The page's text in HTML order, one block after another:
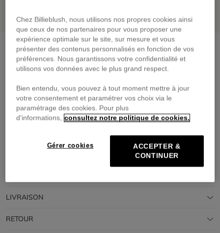
Tee-shirt à manches courtesblanc
25,00 €
🔒Paiement sécurisé & retours faciles
GREENAROUND
LIVRAISON
RETOUR
Chez Billieblush, nous utilisons nos propres cookies ainsi
que ceux de nos partenaires pour vous proposer une
expérience optimale sur le site, sur mesure et vous
présenter des contenus personnalisés en fonction de vos
préférences. Nous garantissons votre confidentialité et
utilisons vos données avec le plus grand respect.
Bien entendu, vous pouvez à tout moment mettre à jour
votre consentement et paramétrer vos choix via le
paramétrage des cookies. Pour plus
d'informations, consultez notre politique de cookies.
Gérer cookies
ACCEPTER &
CONTINUER